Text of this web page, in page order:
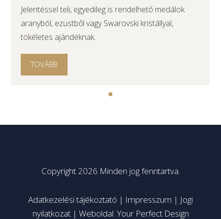
Jelentéssel teli, egyedileg is rendelhető medálok
aranyból, ezüstből vagy Swarovski kristállyal,
tökéletes ajándéknak.
TOVÁBB
Copyright 2026 Minden jog fenntartva.
Adatkezelési tájékoztató | Impresszum | Jogi
nyilatkozat| Weboldal: Your Perfect Design